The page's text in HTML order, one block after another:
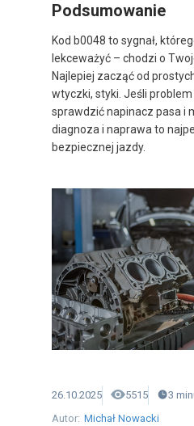
Podsumowanie
Kod b0048 to sygnał,
lekceważyć – chodzi o
Najlepiej zacząć od
wtyczki, styki. Jeśli
sprawdzić napinacz pasa i
diagnoza i naprawa to
bezpiecznej jazdy.
26.10.2025 5515 3
Autor: Michał Nowacki